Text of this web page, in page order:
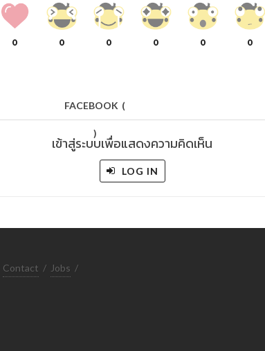
0 0 0 0 0 0
FACEBOOK (
)
เข้าสู่ระบบเพื่อแสดงความคิดเห็น
LOG IN
Contact / Jobs /